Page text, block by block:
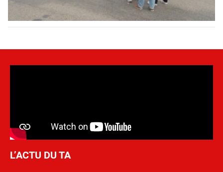
L’ACTU DU TA